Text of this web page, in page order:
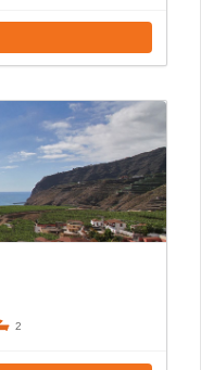
2